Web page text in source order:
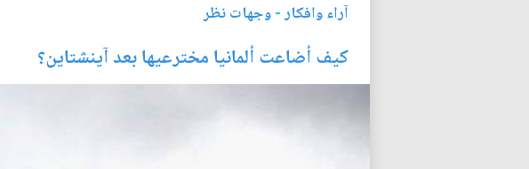
آراء وافكار-وجهات نظر
كيف أضاعت ألمانيا مخترعيها بعد آينشتاين؟